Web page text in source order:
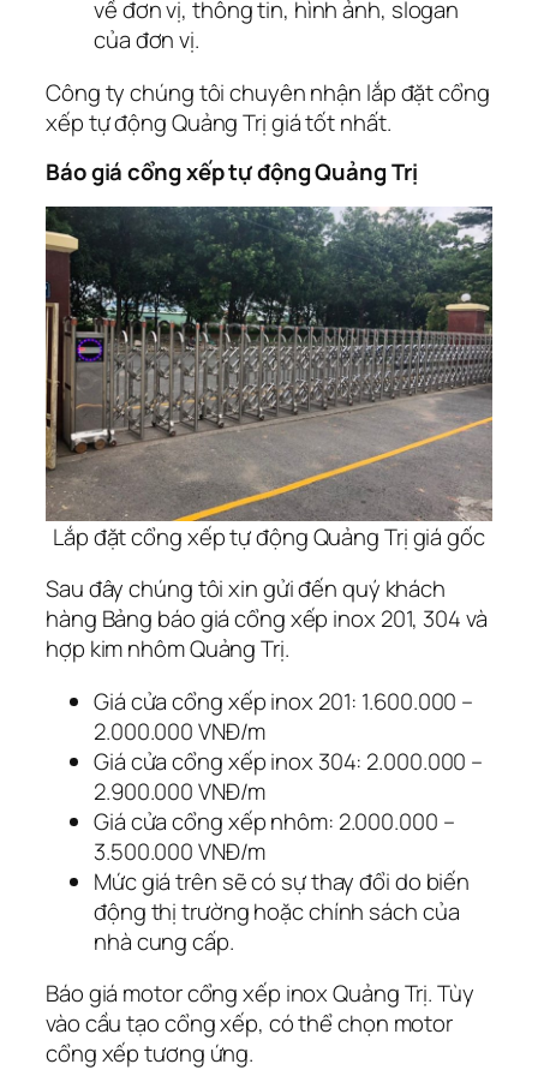
về đơn vị, thông tin, hình ảnh, slogan
của đơn vị.
Công ty chúng tôi chuyên nhận lắp đặt cổng
xếp tự động Quảng Trị giá tốt nhất.
Báo giá cổng xếp tự động Quảng Trị
Lắp đặt cổng xếp tự động Quảng Trị giá gốc
Sau đây chúng tôi xin gửi đến quý khách
hàng Bảng báo giá cổng xếp inox 201, 304 và
hợp kim nhôm Quảng Trị.
Giá cửa cổng xếp inox 201: 1.600.000 –
2.000.000 VNĐ/m
Giá cửa cổng xếp inox 304: 2.000.000 –
2.900.000 VNĐ/m
Giá cửa cổng xếp nhôm: 2.000.000 –
3.500.000 VNĐ/m
Mức giá trên sẽ có sự thay đổi do biến
động thị trường hoặc chính sách của
nhà cung cấp.
Báo giá motor cổng xếp inox Quảng Trị. Tùy
vào cầu tạo cổng xếp, có thể chọn motor
cổng xếp tương ứng.